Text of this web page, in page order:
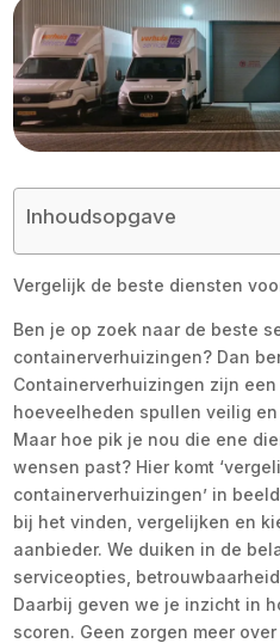
Inhoudsopgave
Vergelijk de beste diensten
Ben je op zoek naar de beste
containerverhuizingen? Dan
Containerverhuizingen zijn
hoeveelheden spullen veilig
Maar hoe pik je nou die ene
wensen past? Hier komt
containerverhuizingen’ in
bij het vinden, vergelijken en
aanbieder. We duiken in de
serviceopties,
Daarbij geven we je inzicht in
scoren. Geen zorgen meer